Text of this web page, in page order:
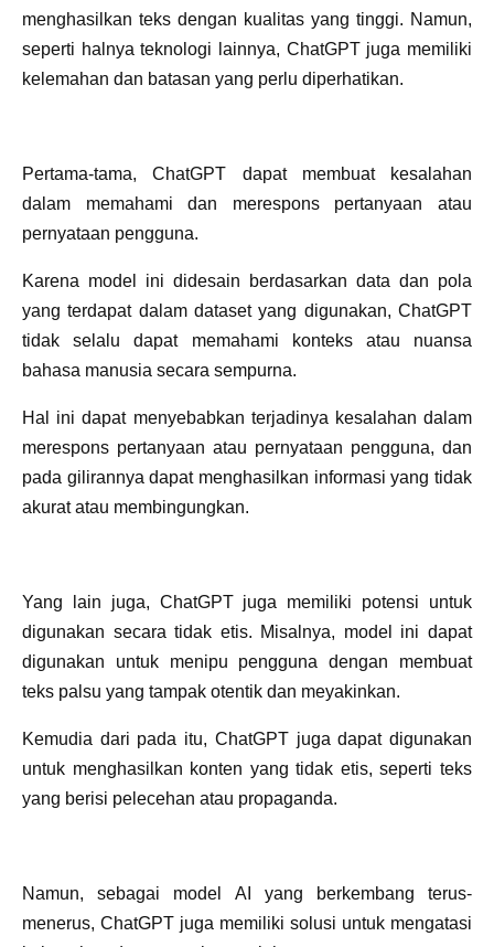
menghasilkan teks dengan kualitas yang tinggi. Namun,
seperti halnya teknologi lainnya, ChatGPT juga memiliki
kelemahan dan batasan yang perlu diperhatikan.
Pertama-tama, ChatGPT dapat membuat kesalahan
dalam memahami dan merespons pertanyaan atau
pernyataan pengguna.
Karena model ini didesain berdasarkan data dan pola
yang terdapat dalam dataset yang digunakan, ChatGPT
tidak selalu dapat memahami konteks atau nuansa
bahasa manusia secara sempurna.
Hal ini dapat menyebabkan terjadinya kesalahan dalam
merespons pertanyaan atau pernyataan pengguna, dan
pada gilirannya dapat menghasilkan informasi yang tidak
akurat atau membingungkan.
Yang lain juga, ChatGPT juga memiliki potensi untuk
digunakan secara tidak etis. Misalnya, model ini dapat
digunakan untuk menipu pengguna dengan membuat
teks palsu yang tampak otentik dan meyakinkan.
Kemudia dari pada itu, ChatGPT juga dapat digunakan
untuk menghasilkan konten yang tidak etis, seperti teks
yang berisi pelecehan atau propaganda.
Namun, sebagai model AI yang berkembang terus-
menerus, ChatGPT juga memiliki solusi untuk mengatasi